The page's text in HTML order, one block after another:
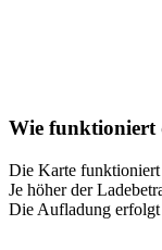
Wie funktioniert
Die Karte funktioniert
Je höher der
Die Aufladung erfolgt